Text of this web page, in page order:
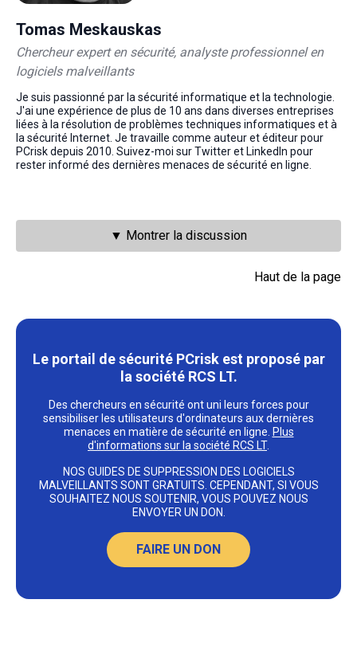
Tomas Meskauskas
Chercheur expert en sécurité, analyste professionnel en
logiciels malveillants
Je suis passionné par la sécurité informatique et la technologie.
J'ai une expérience de plus de 10 ans dans diverses entreprises
liées à la résolution de problèmes techniques informatiques et à
la sécurité Internet. Je travaille comme auteur et éditeur pour
PCrisk depuis 2010. Suivez-moi sur Twitter et LinkedIn pour
rester informé des dernières menaces de sécurité en ligne.
▼ Montrer la discussion
Haut de la page
Le portail de sécurité PCrisk est proposé par
la société RCS LT.
Des chercheurs en sécurité ont uni leurs forces pour
sensibiliser les utilisateurs d'ordinateurs aux dernières
menaces en matière de sécurité en ligne. Plus
d'informations sur la société RCS LT.
NOS GUIDES DE SUPPRESSION DES LOGICIELS
MALVEILLANTS SONT GRATUITS. CEPENDANT, SI VOUS
SOUHAITEZ NOUS SOUTENIR, VOUS POUVEZ NOUS
ENVOYER UN DON.
FAIRE UN DON